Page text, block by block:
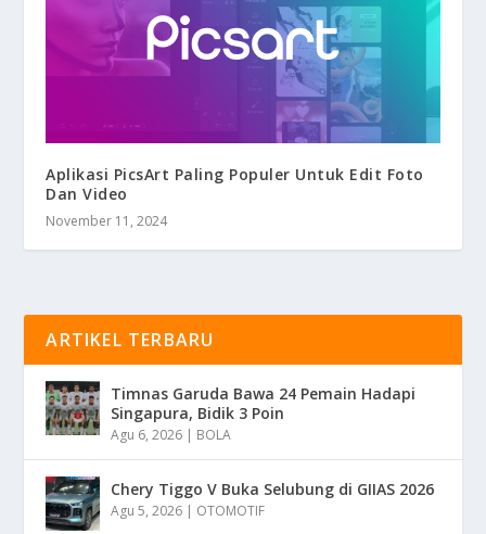
Aplikasi PicsArt Paling Populer Untuk Edit Foto
Dan Video
November 11, 2024
ARTIKEL TERBARU
Timnas Garuda Bawa 24 Pemain Hadapi
Singapura, Bidik 3 Poin
Agu 6, 2026 | BOLA
Chery Tiggo V Buka Selubung di GIIAS 2026
Agu 5, 2026 | OTOMOTIF